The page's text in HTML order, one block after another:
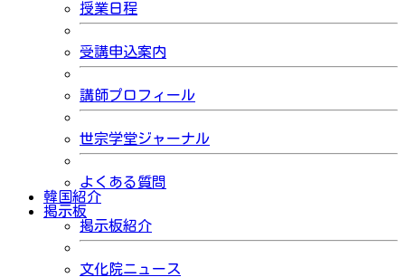
授業日程
受講申込案内
講師プロフィール
世宗学堂ジャーナル
よくある質問
韓国紹介
掲示板
掲示板紹介
文化院ニュース